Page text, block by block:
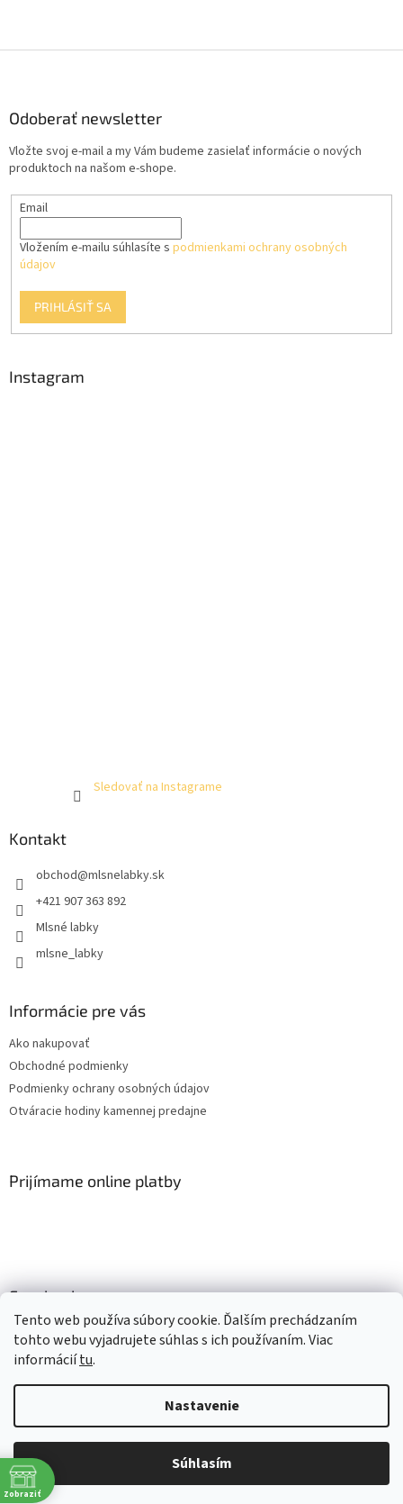
Tento web používa súbory cookie. Ďalším prechádzaním
tohto webu vyjadrujete súhlas s ich používaním. Viac
informáciítu.
Nastavenie
Súhlasím
Odoberať newsletter
Vložte svoj e-mail a my Vám budeme zasielať informácie o nových
produktoch na našom e-shope.
Email
Vložením e-mailu súhlasíte s podmienkami ochrany osobných
údajov
PRIHLÁSIŤ SA
Instagram
Sledovať na Instagrame
Kontakt
obchod@mlsnelabky.sk
+421 907 363 892
Mlsné labky
mlsne_labky
Informácie pre vás
Ako nakupovať
Obchodné podmienky
Podmienky ochrany osobných údajov
Otváracie hodiny kamennej predajne
Prijímame online platby
Facebook
Vytvoril Shoptet
Copyright 2026Mlsné labky. Všetky práva vyhradené.Upraviť
nastavenie cookies
Zobraziť Získaj 4% zľavu